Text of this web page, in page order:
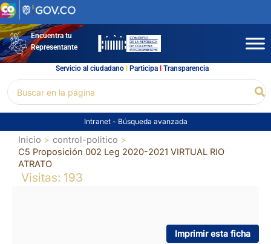
Ir
al
contenidoEncuentra tu
Representante
Servicio al ciudadano l Participal Transparencia
por:
Intranet - Búsqueda avanzada
Inicio
control-politico
C5 Proposición 002 Leg 2020-2021 VIRTUAL RIO
ATRATO
Visitas: 193
Imprimir esta ficha